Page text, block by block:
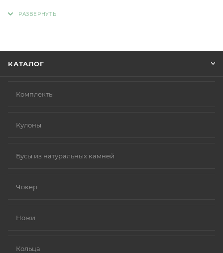
гипоаллергенной бижутерии используются
Нержавеющая сталь.
в сплаве может вызывать реакцию).
покрытия других металлов, таких как золото или
Золото (особенно высокой пробы, хотя даже
Платина.
КАТАЛОГ
Комплекты
Кулоны
Бусы из натуральных камней
Чокер
Ножи
Кольца